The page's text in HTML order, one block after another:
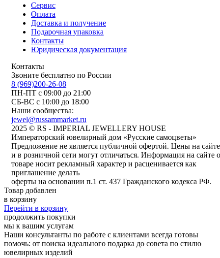
Сервис
Оплата
Доставка и получение
Подарочная упаковка
Контакты
Юридическая документация
Контакты
Звоните бесплатно по России
8 (969)200-26-08
ПН-ПТ с 09:00 до 21:00
СБ-ВС с 10:00 до 18:00
Наши сообщества:
jewel@russammarket.ru
2025 © RS - IMPERIAL JEWELLERY HOUSE
Императорский ювелирный дом «Русские самоцветы»
Предложение не является публичной офертой. Цены на сайте
и в розничной сети могут отличаться. Информация на сайте о
товаре носит рекламный характер и расценивается как
приглашение делать
оферты на основании п.1 ст. 437 Гражданского кодекса РФ.
Товар добавлен
в корзину
Перейти в корзину
продолжить покупки
мы к вашим услугам
Наши консультанты по работе с клиентами всегда готовы
помочь: от поиска идеального подарка до совета по стилю
ювелирных изделий